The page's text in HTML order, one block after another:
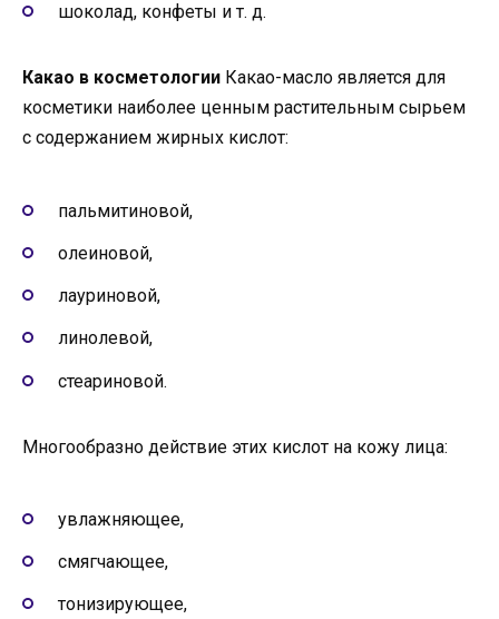
шоколад, конфеты и т. д.
Какао в косметологии Какао-масло является для
косметики наиболее ценным растительным сырьем
с содержанием жирных кислот:
пальмитиновой,
олеиновой,
лауриновой,
линолевой,
стеариновой.
Многообразно действие этих кислот на кожу лица:
увлажняющее,
смягчающее,
тонизирующее,